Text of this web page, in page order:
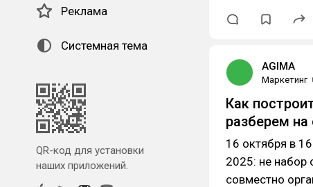
Реклама
Системная тема
QR-код для установки
наших приложений.
AGIMA
Маркетинг
Как
разберем
16 октября в
2025: не набор
совместно